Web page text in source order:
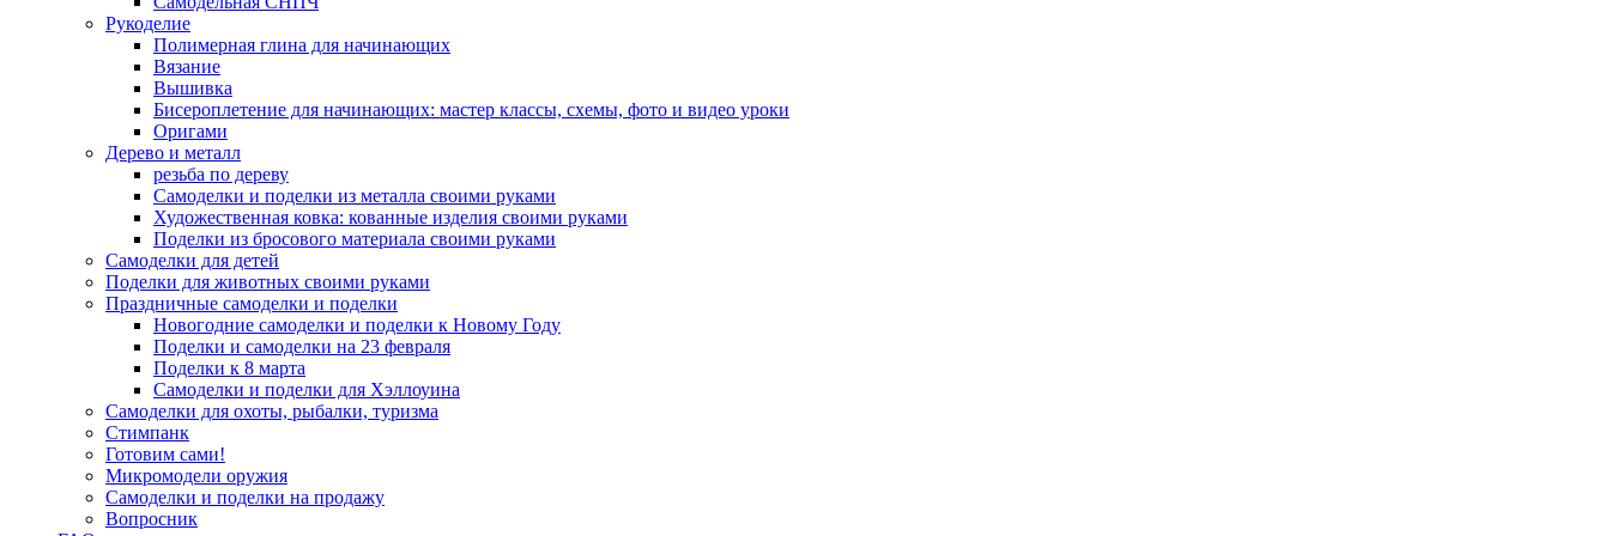
Рукоделие
Полимерная глина для начинающих
Вязание
Вышивка
Бисероплетение для начинающих: мастер классы, схемы, фото и видео уроки
Оригами
Дерево и металл
резьба по дереву
Самоделки и поделки из металла своими руками
Художественная ковка: кованные изделия своими руками
Поделки из бросового материала своими руками
Самоделки для детей
Поделки для животных своими руками
Праздничные самоделки и поделки
Новогодние самоделки и поделки к Новому Году
Поделки и самоделки на 23 февраля
Поделки к 8 марта
Самоделки и поделки для Хэллоуина
Самоделки для охоты, рыбалки, туризма
Стимпанк
Готовим сами!
Микромодели оружия
Самоделки и поделки на продажу
Вопросник